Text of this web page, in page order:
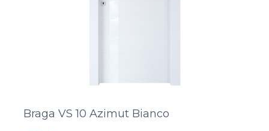
Braga VS 10 Azimut Bianco